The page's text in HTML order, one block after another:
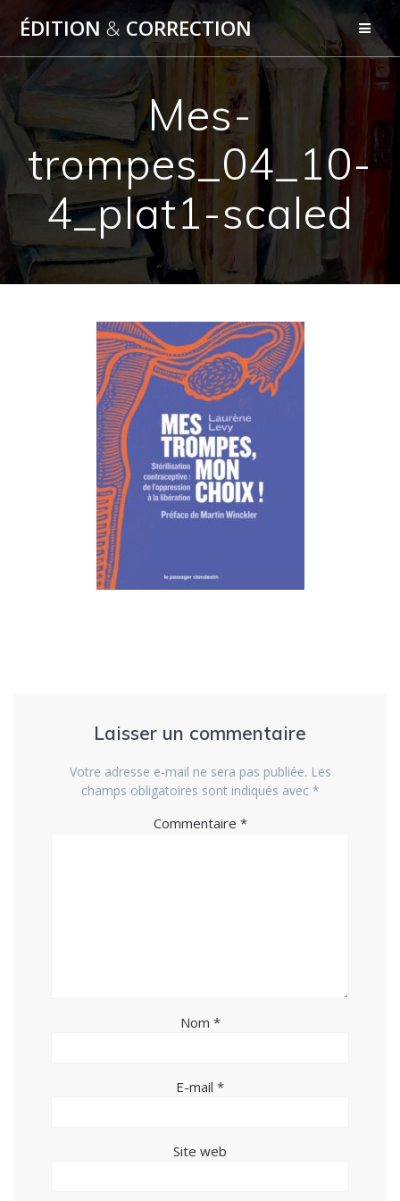
Skip
to
content
ÉDITION &CORRECTION
Mes-
trompes_04_10-
4_plat1-scaled
Laisser un commentaire
Votre adresse e-mail ne sera pas publiée. Les
champs obligatoires sont indiqués avec *
Commentaire *
Nom *
E-mail *
Site web